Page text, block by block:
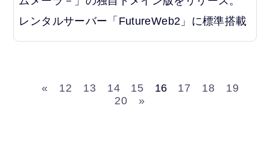
レンタルサーバー「FutureWeb2」に標準搭載
« 12 13 14 15 16 17 18
19
20
»